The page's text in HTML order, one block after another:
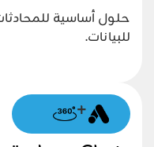
حلول أساسية
للبيانات.
+